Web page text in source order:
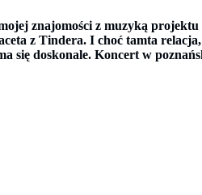
znajomości z muzyką
z Tindera. I choć tamta
się doskonale. Koncert w